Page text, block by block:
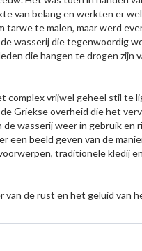
van belang en werkten er
te malen, maar werd
wasserij die tegenwoordig
die hangen te drogen zijn
vrijwel geheel stil te
Griekse overheid die het
wasserij weer in gebruik
een beeld geven van de
traditionele kledij
de rust en het geluid van